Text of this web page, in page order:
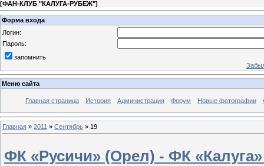
[ФАН-КЛУБ "КАЛУГА-РУБЕЖ"]
Форма входа
Логин:
Пароль:
запомнить
Меню сайта
Главная страница История Администрация Форум Новые фотографии
Главная » 2011 » Сентябрь » 19
ФК «Русичи» (Орел) - ФК